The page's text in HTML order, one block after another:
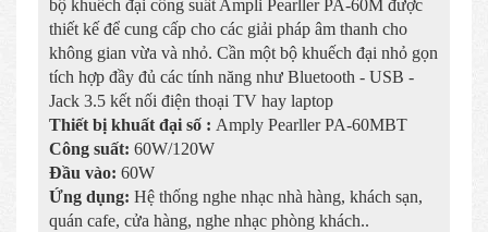
bộ khuếch đại công suất Ampli Pearller PA-60M được
thiết kế để cung cấp cho các giải pháp âm thanh cho
không gian vừa và nhỏ. Cần một bộ khuếch đại nhỏ gọn
tích hợp đầy đủ các tính năng như Bluetooth - USB -
Jack 3.5 kết nối điện thoại TV hay laptop
Thiết bị khuất đại số : Amply Pearller PA-60MBT
Công suất: 60W/120W
Đầu vào: 60W
Ứng dụng: Hệ thống nghe nhạc nhà hàng, khách sạn,
quán cafe, cửa hàng, nghe nhạc phòng khách..